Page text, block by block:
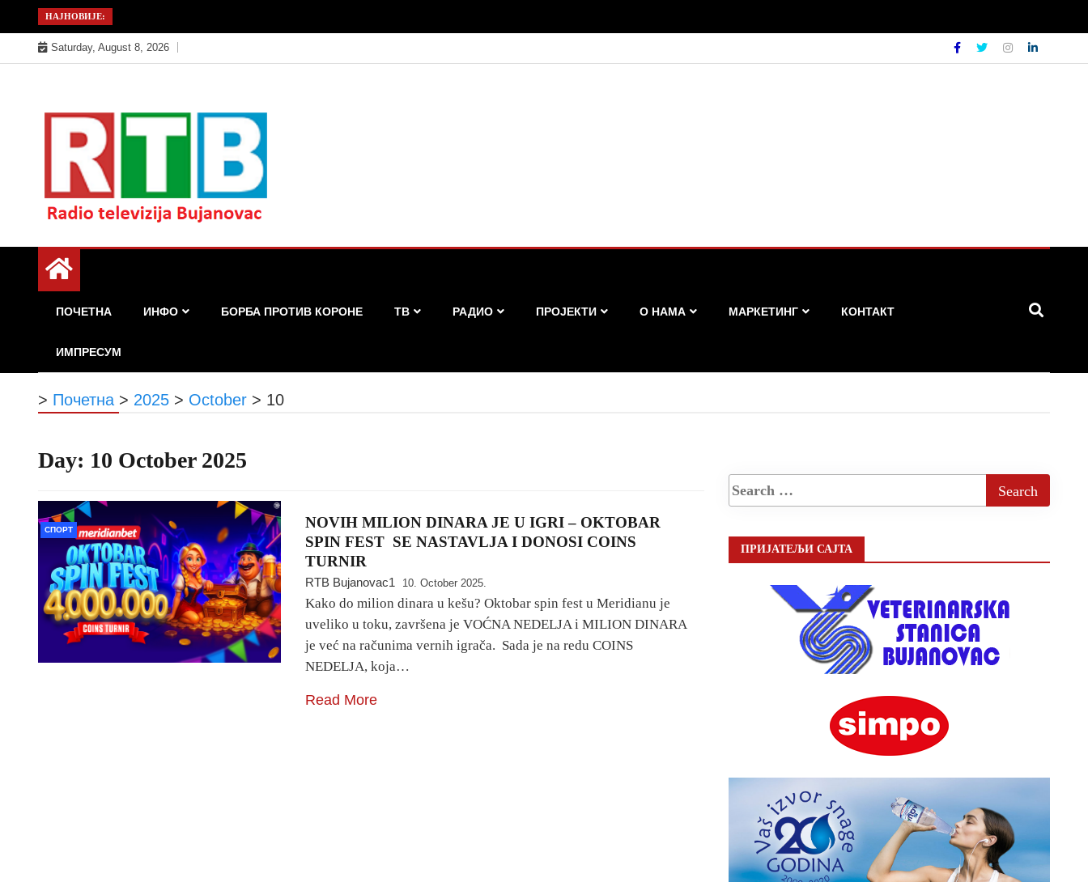
to
content
НАЈНОВИЈЕ:
Saturday, August 8, 2026
РТБ Бујановац
ПОЧЕТНА ИНФО БОРБА ПРОТИВ КОРОНЕ ТВ РАДИО ПРОЈЕКТИ О НАМА МАРКЕТИНГ КОНТАКТ
ИМПРЕСУМ
> Почетна > 2025 > October > 10
Day: 10 October 2025
СПОРТ
NOVIH MILION DINARA JE U IGRI – OKTOBAR
SPIN FEST SE NASTAVLJA I DONOSI COINS
TURNIR
RTB Bujanovac1 10. October 2025.
Kako do milion dinara u kešu? Oktobar spin fest u Meridianu je
uveliko u toku, završena je VOĆNA NEDELJA i MILION DINARA
je već na računima vernih igrača. Sada je na redu COINS
NEDELJA, koja…
Read More
ПРИЈАТЕЉИ САЈТА